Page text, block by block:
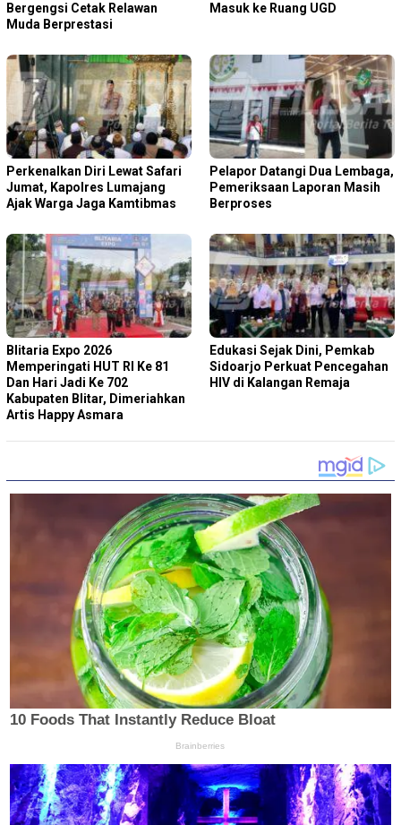
Bergengsi Cetak Relawan
Muda Berprestasi
Masuk ke Ruang UGD
Perkenalkan Diri Lewat Safari
Jumat, Kapolres Lumajang
Ajak Warga Jaga Kamtibmas
Pelapor Datangi Dua Lembaga,
Pemeriksaan Laporan Masih
Berproses
Blitaria Expo 2026
Memperingati HUT RI Ke 81
Dan Hari Jadi Ke 702
Kabupaten Blitar, Dimeriahkan
Artis Happy Asmara
Edukasi Sejak Dini, Pemkab
Sidoarjo Perkuat Pencegahan
HIV di Kalangan Remaja